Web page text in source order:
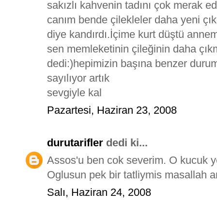
sakızlı kahvenin tadını çok merak
canım bende çilekleler daha yeni
diye kandırdı.İçime kurt düştü
sen memleketinin çileğinin daha
dedi:)hepimizin başına benzer
sayılıyor artık
sevgiyle kal
Pazartesi, Haziran 23, 2008
durutarifler dedi ki...
Assos'u ben cok severim. O kucuk
Oglusun pek bir tatliymis masallah
Salı, Haziran 24, 2008